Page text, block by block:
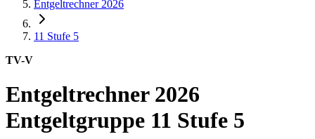
Entgeltrechner 2026
11 Stufe 5
TV-V
Entgeltrechner 2026
Entgeltgruppe 11 Stufe 5